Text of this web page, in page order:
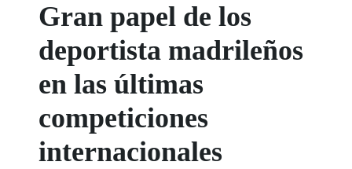
Gran papel de los
deportista madrileños
en las últimas
competiciones
internacionales